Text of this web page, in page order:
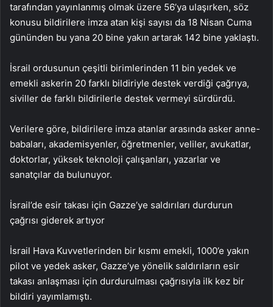
tarafından yayınlanmış olmak üzere 56’ya ulaşırken, söz
konusu bildirilere imza atan kişi sayısı da 18 Nisan Cuma
gününden bu yana 20 bine yakın artarak 142 bine yaklaştı.
İsrail ordusunun çeşitli birimlerinden 11 bin yedek ve
emekli askerin 20 farklı bildiriyle destek verdiği çağrıya,
siviller de farklı bildirilerle destek vermeyi sürdürdü.
Verilere göre, bildirilere imza atanlar arasında asker anne-
babaları, akademisyenler, öğretmenler, veliler, avukatlar,
doktorlar, yüksek teknoloji çalışanları, yazarlar ve
sanatçılar da bulunuyor.
İsrail’de esir takası için Gazze’ye saldırıları durdurun
çağrısı giderek artıyor
İsrail Hava Kuvvetlerinden bir kısmı emekli, 1000’e yakın
pilot ve yedek asker, Gazze’ye yönelik saldırıların esir
takası anlaşması için durdurulması çağrısıyla ilk kez bir
bildiri yayımlamıştı.